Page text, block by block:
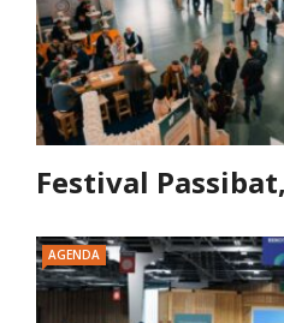
Festival
AGENDA